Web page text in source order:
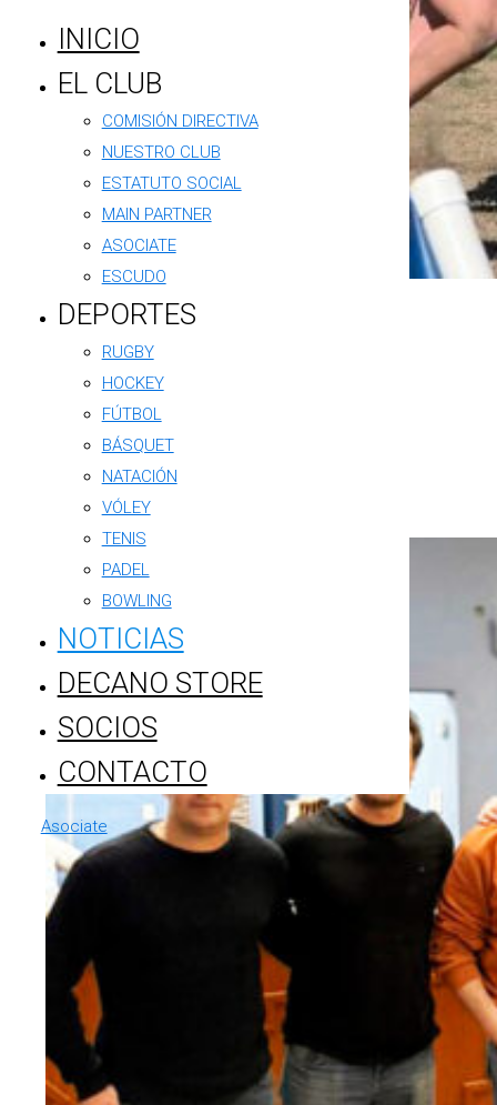
INICIO
EL CLUB
COMISIÓN DIRECTIVA
NUESTRO CLUB
ESTATUTO SOCIAL
MAIN PARTNER
ASOCIATE
ESCUDO
DEPORTES
RUGBY
HOCKEY
FÚTBOL
BÁSQUET
NATACIÓN
VÓLEY
TENIS
PADEL
BOWLING
NOTICIAS
DECANO STORE
SOCIOS
CONTACTO
Asociate
Rugby
Fin de semana con
todo para el Decano:
rugby, pasión y
resultados